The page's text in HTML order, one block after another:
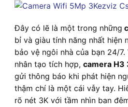
Đây có lẽ là một trong những
bỉ và giàu tính năng nhất hiện
bảo vệ ngôi nhà của bạn 24/
nhân tạo tích hợp, camera H3
gửi thông báo khi phát hiện
thậm chí là một cái vẫy tay.
rõ nét 3K với tầm nhìn ban